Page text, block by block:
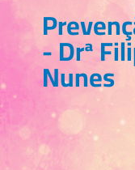
- Drª
Nunes